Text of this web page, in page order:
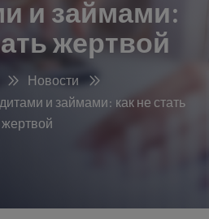
и займами:
жертвой
Новости
и займами: как не стать
жертвой